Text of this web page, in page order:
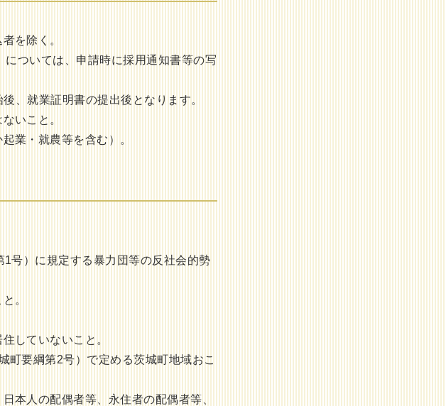
を除く。
ついては、申請時に採用通知書等の写
、就業証明書の提出後となります。
いこと。
業・就農等を含む）。
1号）に規定する暴力団等の反社会的勢
。
していないこと。
町要綱第2号）で定める茨城町地域おこ
本人の配偶者等、永住者の配偶者等、